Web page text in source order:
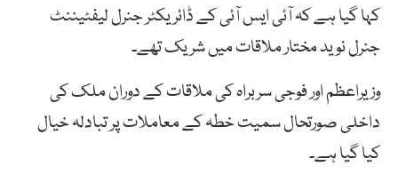
کہا گیا ہے کہ آئی ایس آئی کے ڈائریکٹر جنرل لیفٹیننٹ
جنرل نوید مختار ملاقات میں شریک تھے۔
وزیراعظم اور فوجی سربراہ کی ملاقات کے دوران ملک کی
داخلی صورتحال سمیت خطہ کے معاملات پر تبادلہ خیال
کیا گیا ہے۔